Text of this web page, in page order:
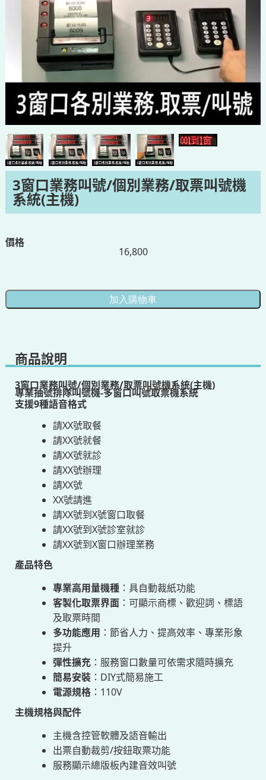
3窗口業務叫號/個別業務/取票叫號機
系統(主機)
價格
16,800
商品說明
3窗口業務叫號/個別業務/取票叫號機系統(主機)
專業抽號排隊叫號機-多窗口叫號取票機系統
支援9種語音格式
請XX號取餐
請XX號就餐
請XX號就診
請XX號辦理
請XX號
XX號請進
請XX號到X號窗口取餐
請XX號到X號診室就診
請XX號到X窗口辦理業務
產品特色
專業高用量機種：具自動裁紙功能
客製化取票界面：可顯示商標、歡迎詞、標語
及取票時間
多功能應用 ：節省人力、提高效率、專業形象
提升
彈性擴充：服務窗口數量可依需求隨時擴充
簡易安裝：DIY式簡易施工
電源規格：110V
主機規格與配件
主機含控管軟體及語音輸出
出票自動裁剪/按鈕取票功能
服務顯示總版板內建音效叫號